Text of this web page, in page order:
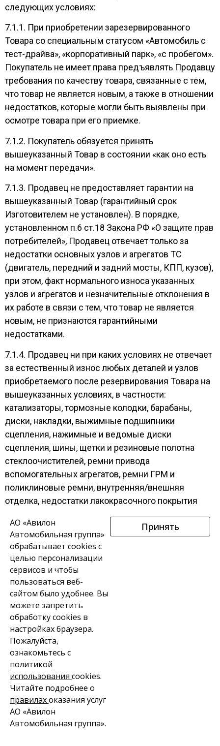
следующих условиях:
7.1.1. При приобретении зарезервированного
Товара со специальным статусом «Автомобиль с
тест-драйва», «корпоративный парк», «с пробегом».
Покупатель не имеет права предъявлять Продавцу
требования по качеству товара, связанные с тем,
что товар не является новым, а также в отношении
недостатков, которые могли быть выявлены при
осмотре товара при его приемке.
7.1.2. Покупатель обязуется принять
вышеуказанный Товар в состоянии «как оно есть
на момент передачи».
7.1.3. Продавец не предоставляет гарантии на
вышеуказанный Товар (гарантийный срок
Изготовителем не установлен). В порядке,
установленном п.6 ст.18 Закона РФ «О защите прав
потребителей», Продавец отвечает только за
недостатки основных узлов и агрегатов ТС
(двигатель, передний и задний мосты, КПП, кузов),
при этом, факт нормального износа указанных
узлов и агрегатов и незначительные отклонения в
их работе в связи с тем, что товар не является
новым, не признаются гарантийными
недостатками.
7.1.4. Продавец ни при каких условиях не отвечает
за естественный износ любых деталей и узлов
приобретаемого после резервирования Товара на
вышеуказанных условиях, в частности:
катализаторы, тормозные колодки, барабаны,
диски, накладки, выжимные подшипники
сцепления, нажимные и ведомые диски
сцепления, шины, щетки и резиновые полотна
стеклоочистителей, ремни привода
вспомогательных агрегатов, ремни ГРМ и
поликлиновые ремни, внутренняя/внешняя
отделка, недостатки лакокрасочного покрытия
молдинги, уплотняющие элементы кузова, чехлы
сидений и подголовников, покрытия пола, свечи
зажигания, коррозия выхлопных труб и
глушителей, предохранители, лампы,
амортизаторы и амортизаторные стойки подвески,
сколы и трещины зеркал и другие аналогичные
недостатки.
7.1.5. Продавец освобождается от
ответственности за недостатки приобретаемого на
вышеуказанных условиях Товара, в том числе, в
случае, если:
— Покупатель не принял соответствующих мер при
срабатывании световой и/или звуковой
предупредительной сигнализации;
АО «Авилон
Автомобильная группа»
обрабатывает cookies с
целью персонализации
сервисов и чтобы
пользоваться веб-
сайтом было удобнее. Вы
можете запретить
обработку сookies в
настройках браузера.
Пожалуйста,
ознакомьтесь с
политикой
использования cookies.
Читайте подробнее о
правилахоказания услуг
АО «Авилон
Автомобильная группа».
Принять